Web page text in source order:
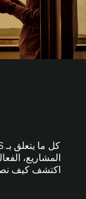
المشاريع،
اكتشف كيف